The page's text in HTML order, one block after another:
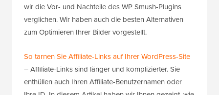
wir die Vor- und Nachteile des WP Smush-Plugins
verglichen. Wir haben auch die besten Alternativen
zum Optimieren Ihrer Bilder vorgestellt.
So tarnen Sie Affiliate-Links auf Ihrer WordPress-Site
– Affiliate-Links sind länger und komplizierter. Sie
enthüllen auch Ihren Affiliate-Benutzernamen oder